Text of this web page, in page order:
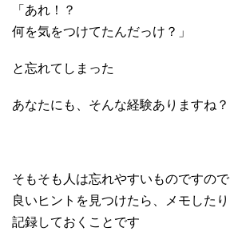
「あれ！？
何を気をつけてたんだっけ？」
と忘れてしまった
あなたにも、そんな経験ありますね？
そもそも人は忘れやすいものですので
良いヒントを見つけたら、メモしたり
記録しておくことです